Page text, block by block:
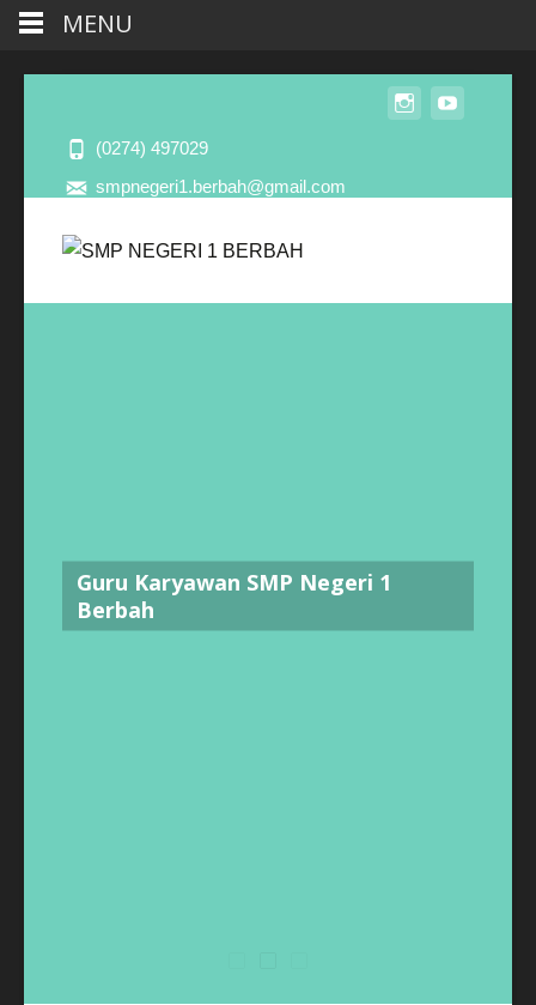
(0274) 497029
smpnegeri1.berbah@gmail.com
Guru Karyawan SMP Negeri 1
Berbah
MENU